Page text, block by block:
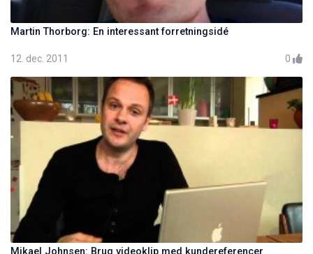
Martin Thorborg: En interessant forretningsidé
12. dec. 2011 0
Mikael Johnsen: Brug videoklip med kundereferencer